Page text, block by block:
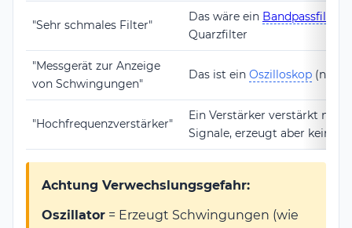
"Sehr schmales Filter"
Das wäre ein Bandpassfilter
Quarzfilter
"Messgerät zur Anzeige
von Schwingungen"
Das ist ein Oszilloskop (nicht
"Hochfrequenzverstärker"
Ein Verstärker verstärkt nur
Signale, erzeugt aber keine
Achtung Verwechslungsgefahr:
Oszillator = Erzeugt Schwingungen (wie